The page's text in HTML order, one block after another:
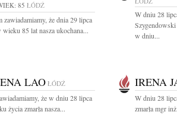
85 ŁÓDŹ
że dnia 29 lipca
wieku 85 lat nasza ukochana...
W dniu 28
w dniu...
LAO ŁÓDŹ
że w dniu 28 lipca
życia zmarła nasza...
IRENA
W dniu 28
zmarła mgr